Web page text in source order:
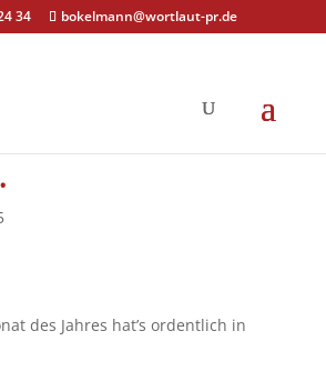
34 bokelmann@wortlaut-pr.de
des Jahres hat’s ordentlich in